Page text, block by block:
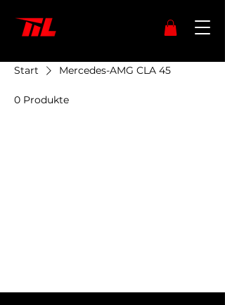
Start Mercedes-AMG CLA 45
0 Produkte